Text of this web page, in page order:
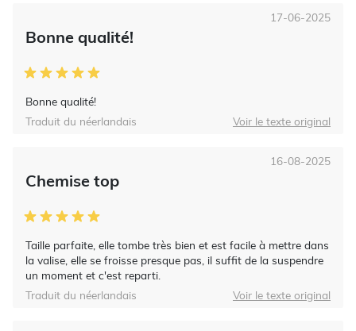
Bonne qualité!
Bonne qualité!
17-06-2025
Traduit du néerlandais Voir le texte original
Chemise top
Taille parfaite, elle tombe très bien et est facile à mettre dans
la valise, elle se froisse presque pas, il suffit de la suspendre
un moment et c'est reparti.
16-08-2025
Traduit du néerlandais Voir le texte original